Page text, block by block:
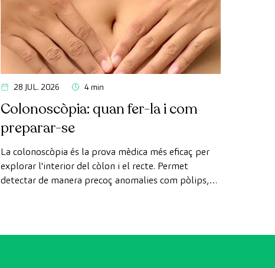
28 JUL. 2026 4 min
Colonoscòpia: quan fer-la i com
preparar-se
La colonoscòpia és la prova mèdica més eficaç per
explorar l'interior del còlon i el recte. Permet
detectar de manera precoç anomalies com pòlips,